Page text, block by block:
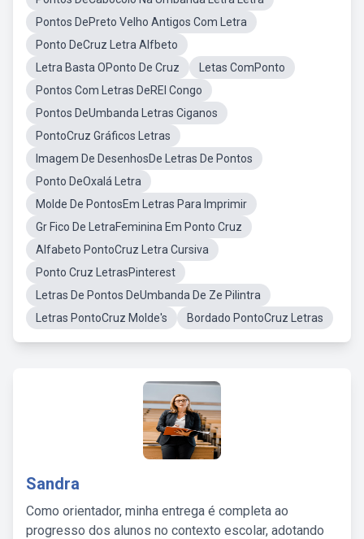
Pontos DePreto Velho Antigos Com Letra
Ponto DeCruz Letra Alfbeto
Letra Basta OPonto De Cruz
Letas ComPonto
Pontos Com Letras DeREI Congo
Pontos DeUmbanda Letras Ciganos
PontoCruz Gráficos Letras
Imagem De DesenhosDe Letras De Pontos
Ponto DeOxalá Letra
Molde De PontosEm Letras Para Imprimir
Gr Fico De LetraFeminina Em Ponto Cruz
Alfabeto PontoCruz Letra Cursiva
Ponto Cruz LetrasPinterest
Letras De Pontos DeUmbanda De Ze Pilintra
Letras PontoCruz Molde's
Bordado PontoCruz Letras
Sandra
Como orientador, minha entrega é completa ao
progresso dos alunos no contexto escolar, adotando